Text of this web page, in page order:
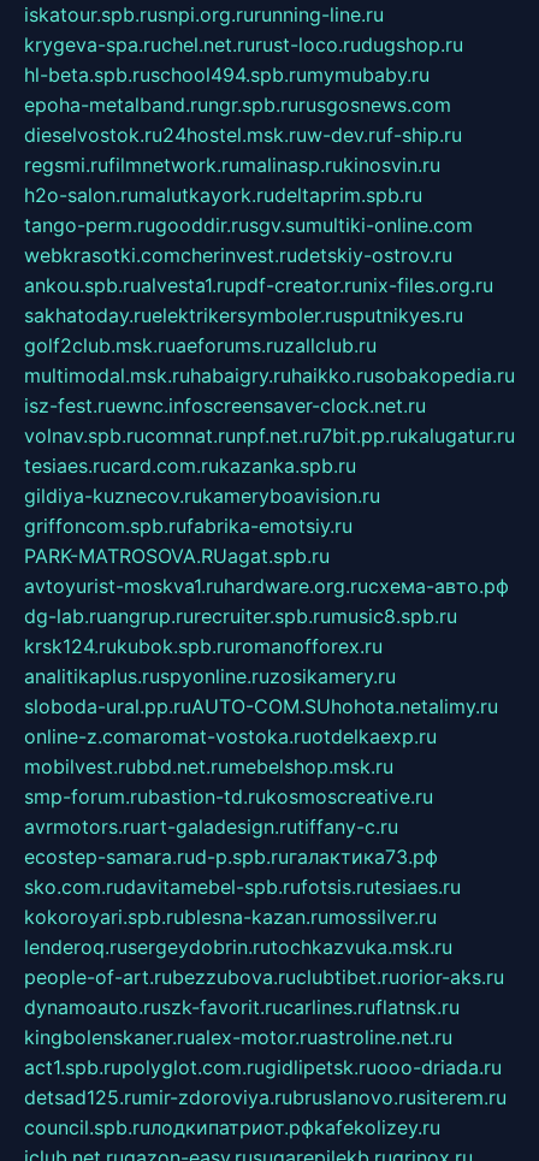
iskatour.spb.rusnpi.org.rurunning-line.ru
krygeva-spa.ruchel.net.rurust-loco.rudugshop.ru
hl-beta.spb.ruschool494.spb.rumymubaby.ru
epoha-metalband.rungr.spb.rurusgosnews.com
dieselvostok.ru24hostel.msk.ruw-dev.ruf-ship.ru
regsmi.rufilmnetwork.rumalinasp.rukinosvin.ru
h2o-salon.rumalutkayork.rudeltaprim.spb.ru
tango-perm.rugooddir.rusgv.sumultiki-online.com
webkrasotki.comcherinvest.rudetskiy-ostrov.ru
ankou.spb.rualvesta1.rupdf-creator.runix-files.org.ru
sakhatoday.ruelektrikersymboler.rusputnikyes.ru
golf2club.msk.ruaeforums.ruzallclub.ru
multimodal.msk.ruhabaigry.ruhaikko.rusobakopedia.ru
isz-fest.ruewnc.infoscreensaver-clock.net.ru
volnav.spb.rucomnat.runpf.net.ru7bit.pp.rukalugatur.ru
tesiaes.rucard.com.rukazanka.spb.ru
gildiya-kuznecov.rukameryboavision.ru
griffoncom.spb.rufabrika-emotsiy.ru
PARK-MATROSOVA.RUagat.spb.ru
avtoyurist-moskva1.ruhardware.org.ruсхема-авто.рф
dg-lab.ruangrup.rurecruiter.spb.rumusic8.spb.ru
krsk124.rukubok.spb.ruromanofforex.ru
analitikaplus.ruspyonline.ruzosikamery.ru
sloboda-ural.pp.ruAUTO-COM.SUhohota.netalimy.ru
online-z.comaromat-vostoka.ruotdelkaexp.ru
mobilvest.rubbd.net.rumebelshop.msk.ru
smp-forum.rubastion-td.rukosmoscreative.ru
avrmotors.ruart-galadesign.rutiffany-c.ru
ecostep-samara.rud-p.spb.ruгалактика73.рф
sko.com.rudavitamebel-spb.rufotsis.rutesiaes.ru
kokoroyari.spb.rublesna-kazan.rumossilver.ru
lenderoq.rusergeydobrin.rutochkazvuka.msk.ru
people-of-art.rubezzubova.ruclubtibet.ruorior-aks.ru
dynamoauto.ruszk-favorit.rucarlines.ruflatnsk.ru
kingbolenskaner.rualex-motor.ruastroline.net.ru
act1.spb.rupolyglot.com.rugidlipetsk.ruooo-driada.ru
detsad125.rumir-zdoroviya.rubruslanovo.rusiterem.ru
council.spb.ruлодкипатриот.рфkafekolizey.ru